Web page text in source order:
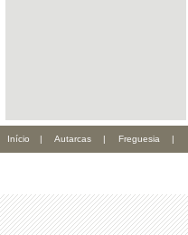
Início | Autarcas | Freguesia |